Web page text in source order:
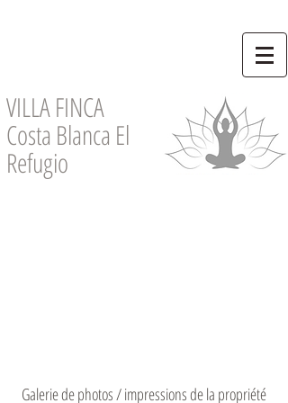
VILLA FINCA
Costa Blanca El
Refugio
Galerie de photos / impressions de la propriété